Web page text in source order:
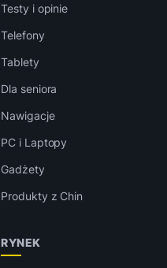
Testy i opinie
Telefony
Tablety
Dla seniora
Nawigacje
PC i Laptopy
Gadżety
Produkty z Chin
RYNEK